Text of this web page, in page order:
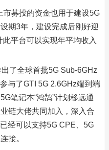
募投的资金也用于建设5G
期3年，建设完成后刚好迎
平台可以实现年平均收入
了全球首批5G Sub-6GHz
与了GTI 5G 2.6GHz端到端
笔记本“鸿鹄”计划移远通
链大佬共同加入，深入合
经可以支持5G CPE、5G
接。